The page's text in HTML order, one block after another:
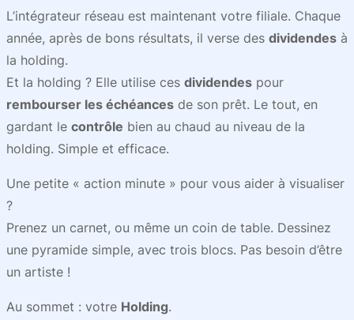
L’intégrateur réseau est maintenant votre filiale. Chaque
année, après de bons résultats, il verse des dividendes à
la holding.
Et la holding ? Elle utilise ces dividendes pour
rembourser les échéances de son prêt. Le tout, en
gardant le contrôle bien au chaud au niveau de la
holding. Simple et efficace.
Une petite « action minute » pour vous aider à visualiser
?
Prenez un carnet, ou même un coin de table. Dessinez
une pyramide simple, avec trois blocs. Pas besoin d’être
un artiste !
Au sommet : votre Holding.